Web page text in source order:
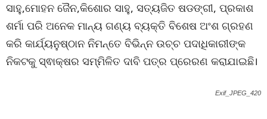
ସାହୁ,ମୋହନ ଜୈନ,କିଶୋର ସାହୁ, ସତ୍ୟଜିତ ଷଡଙ୍ଗୀ, ପ୍ରକାଶ
ଶର୍ମା ପରି ଅନେକ ମାନ୍ୟ ଗଣ୍ୟ ବ୍ୟକ୍ତି ବିଶେଷ ଅଂଶ ଗ୍ରହଣ
କରି କାର୍ଯ୍ୟନୁଷ୍ଠାନ ନିମନ୍ତେ ବିଭିନ୍ନ ଉଚ୍ଚ ପଦାଧିକାରୀଙ୍କ
ନିକଟକୁ ସ୍ଵାକ୍ଷର ସମ୍ମିଳିତ ଦାବି ପତ୍ର ପ୍ରେରଣ କରାଯାଇଛି।
Exif_JPEG_420